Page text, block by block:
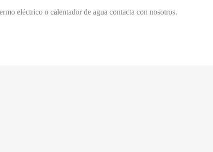
eléctrico o calentador de agua contacta con nosotros.